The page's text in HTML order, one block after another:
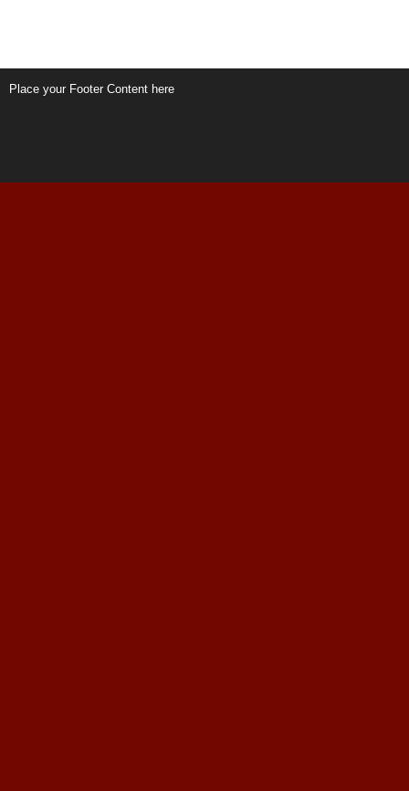
Place your Footer Content here